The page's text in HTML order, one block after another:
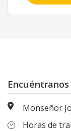
Encuéntranos
Monseñor
Horas de